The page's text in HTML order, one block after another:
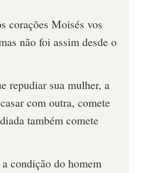
corações Moisés vos
não foi assim desde o
repudiar sua mulher, a
com outra, comete
também comete
condição do homem